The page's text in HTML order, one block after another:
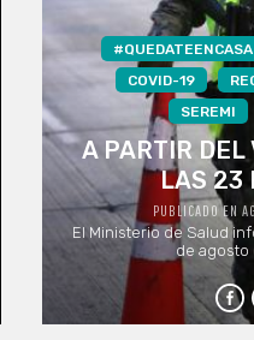
#QUEDATEENCASA
COVID-19
SEREMI
A PARTIR
LAS 23
PUBLICADO EN
El Ministerio de Salud
de agosto